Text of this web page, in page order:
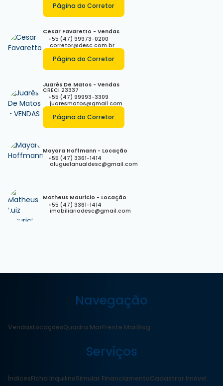
Página do Corretor
Cesar Favaretto - Vendas
+55 (47) 99973-0200
corretor@desc.com.br
Página do Corretor
Juarês De Matos - Vendas
CRECI 23337
+55 (47) 99993-3309
juaresmatos@gmail.com
Página do Corretor
Mayara Hoffmann - Locação
+55 (47) 3361-1414
aluguelanualdesc@gmail.com
Matheus Mauricio - Locação
+55 (47) 3361-1414
imobiliariadesc@gmail.com
Navegação
VendasLocaçõesQuadra MarFrente MarBlog
Serviços
ÍndicesFicha InquilinoSimular FinanciamentoCadastrar Imóvel